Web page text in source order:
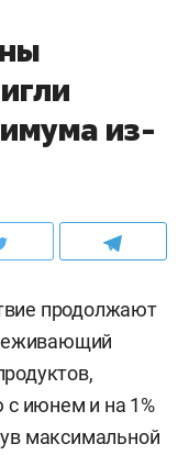
из-
продолжают
с июнем и на 1%
максимальной